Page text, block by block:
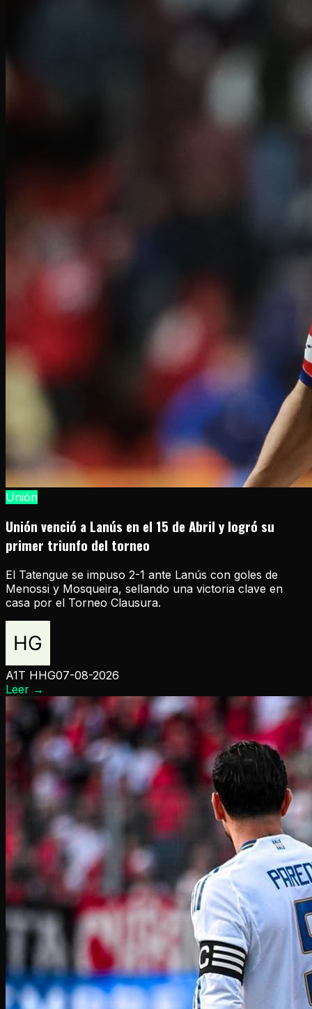
Unión
Unión venció a Lanús en el 15 de Abril y logró su
primer triunfo del torneo
El Tatengue se impuso 2-1 ante Lanús con goles de
Menossi y Mosqueira, sellando una victoria clave en
casa por el Torneo Clausura.
A1T HHG07-08-2026
Leer →